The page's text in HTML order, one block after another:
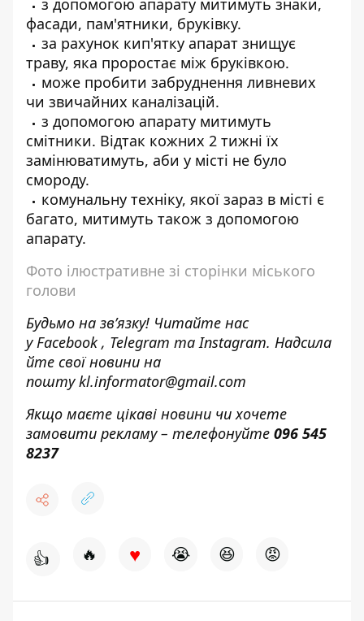
з допомогою апарату митимуть знаки,
фасади, пам'ятники, бруківку.
за рахунок кип'ятку апарат знищує
траву, яка проростає між бруківкою.
може пробити забруднення ливневих
чи звичайних каналізацій.
з допомогою апарату митимуть
смітники. Відтак кожних 2 тижні їх
замінюватимуть, аби у місті не було
смороду.
комунальну техніку, якої зараз в місті є
багато, митимуть також з допомогою
апарату.
Фото ілюстративне зі сторінки міського
голови
Будьмо на зв’язку! Читайте нас
уFacebook, Telegram таInstagram. Надсила
йте свої новини на
поштуkl.informator@gmail.com
Якщо маєте цікаві новини чи хочете
замовити рекламу – телефонуйте 096 545
8237
👍 🔥 ♥ 😭 😆 😡